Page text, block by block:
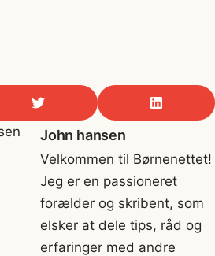
John hansen
Velkommen til Børnenettet!
Jeg er en passioneret
forælder og skribent, som
elsker at dele tips, råd og
erfaringer med andre